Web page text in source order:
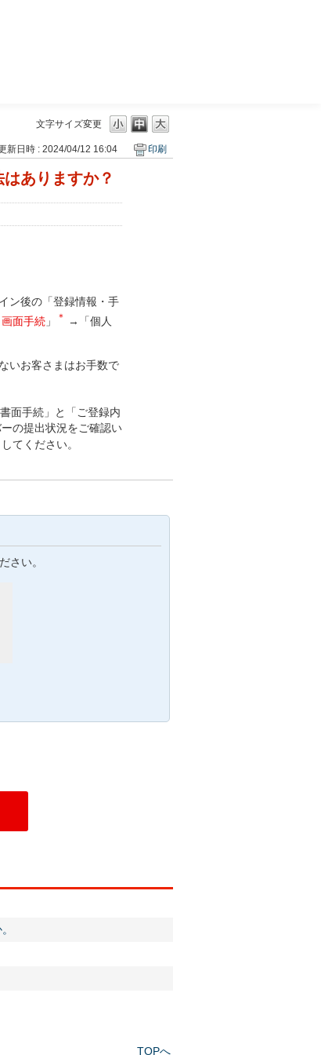
文字サイズ変更
新日時 : 2024/04/12 16:04 印刷
ありますか？
ン後の「登録情報・手
画面手続」 ＊
→「個人
いお客さまはお手数で
面手続」と「ご登録内
の提出状況をご確認い
てください。
さい。
TOPへ